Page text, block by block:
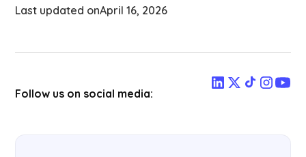
Last updated onApril 16, 2026
Follow us on social media: